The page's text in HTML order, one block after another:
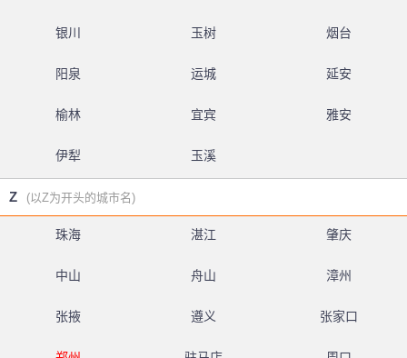
银川 玉树 烟台
阳泉 运城 延安
榆林 宜宾 雅安
伊犁 玉溪
Z (以Z为开头的城市名)
珠海 湛江 肇庆
中山 舟山 漳州
张掖 遵义 张家口